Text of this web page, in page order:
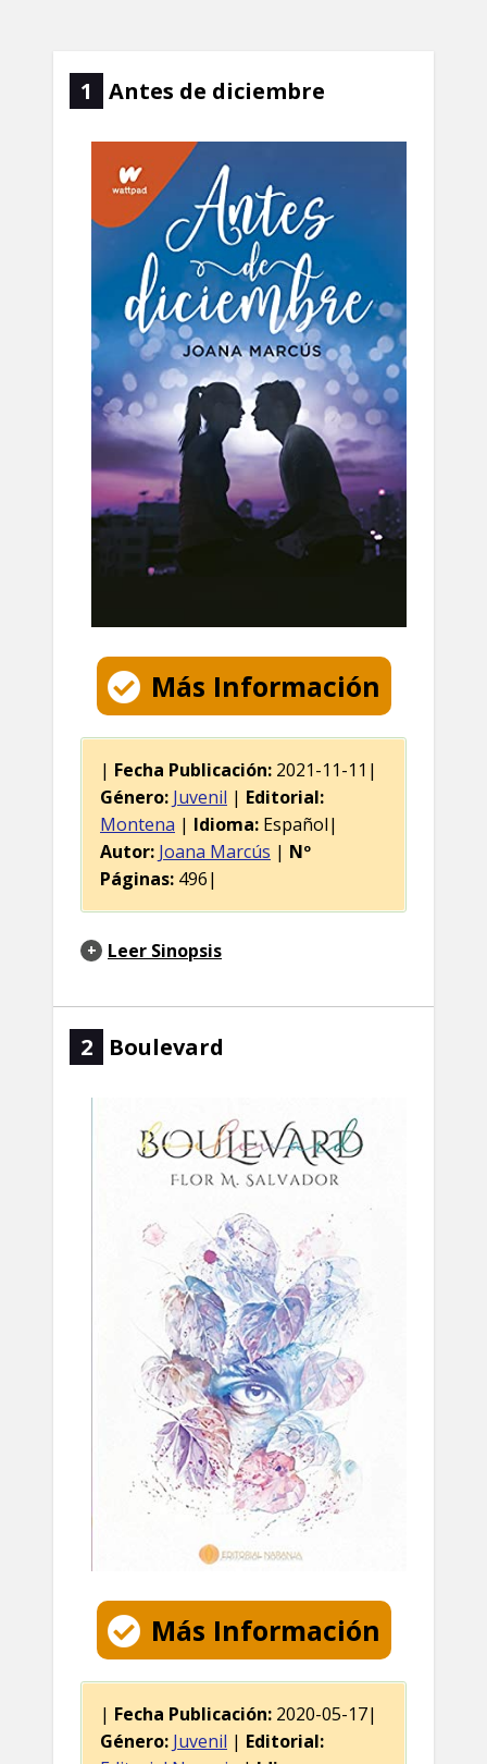
1 Antes de diciembre
Más Información
| Fecha Publicación: 2021-11-11|
Género: Juvenil | Editorial:
Montena | Idioma: Español|
Autor: Joana Marcús | Nº
Páginas: 496|
Leer Sinopsis
2 Boulevard
Más Información
| Fecha Publicación: 2020-05-17|
Género: Juvenil | Editorial: